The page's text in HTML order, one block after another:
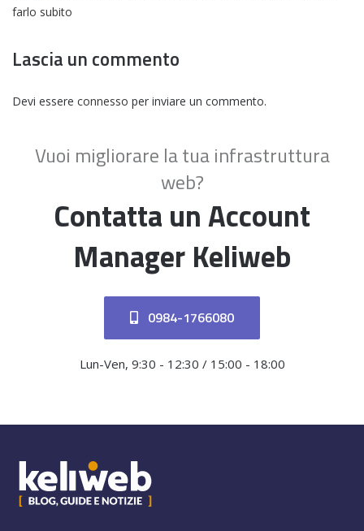
farlo subito
Lascia un commento
Devi essere connesso per inviare un commento.
Vuoi migliorare la tua infrastruttura
web?
Contatta un Account
Manager Keliweb
0984-1766080
Lun-Ven, 9:30 - 12:30 / 15:00 - 18:00